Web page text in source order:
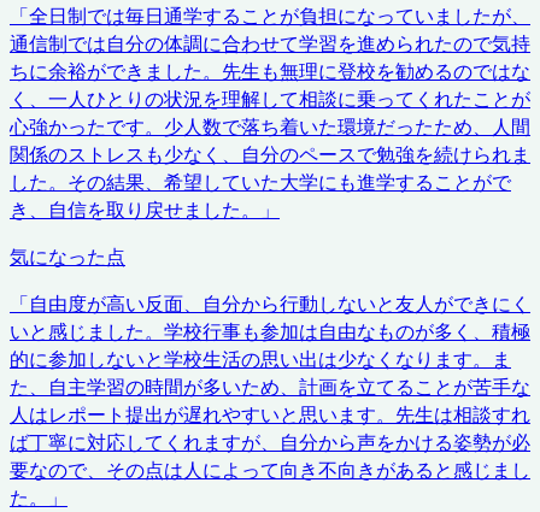
「全日制では毎日通学することが負担になっていましたが、
通信制では自分の体調に合わせて学習を進められたので気持
ちに余裕ができました。先生も無理に登校を勧めるのではな
く、一人ひとりの状況を理解して相談に乗ってくれたことが
心強かったです。少人数で落ち着いた環境だったため、人間
関係のストレスも少なく、自分のペースで勉強を続けられま
した。その結果、希望していた大学にも進学することがで
き、自信を取り戻せました。
」
気になった点
「自由度が高い反面、自分から行動しないと友人ができにく
いと感じました。学校行事も参加は自由なものが多く、積極
的に参加しないと学校生活の思い出は少なくなります。ま
た、自主学習の時間が多いため、計画を立てることが苦手な
人はレポート提出が遅れやすいと思います。先生は相談すれ
ば丁寧に対応してくれますが、自分から声をかける姿勢が必
要なので、その点は人によって向き不向きがあると感じまし
た。
」